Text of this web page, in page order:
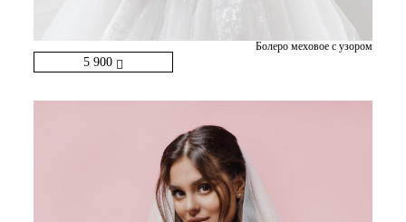
5 900
Болеро меховое с узором